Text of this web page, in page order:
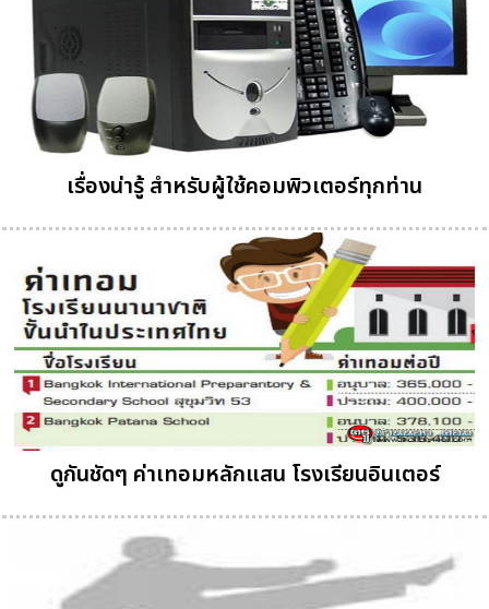
เรื่องน่ารู้ สำหรับผู้ใช้คอมพิวเตอร์ทุกท่าน
ดูกันชัดๆ ค่าเทอมหลักแสน โรงเรียนอินเตอร์